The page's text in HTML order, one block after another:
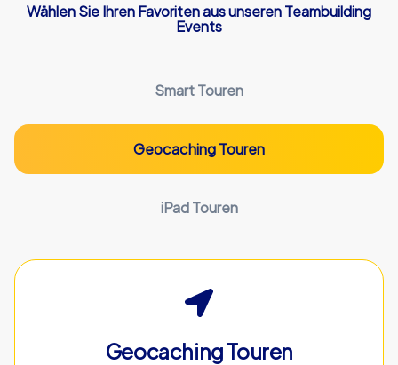
Wählen Sie Ihren Favoriten aus unseren Teambuilding
Events
Smart Touren
Geocaching Touren
iPad Touren
Geocaching Touren